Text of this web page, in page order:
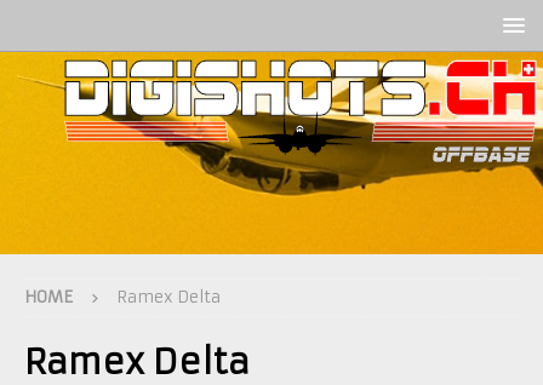
HOME Ramex Delta
Ramex Delta